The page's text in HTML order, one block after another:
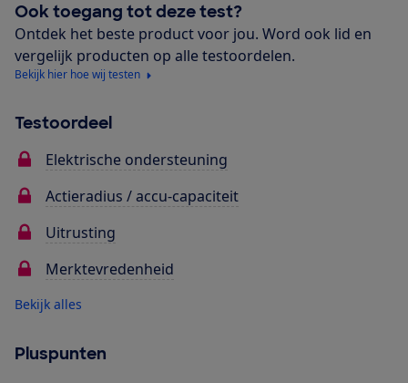
Ook toegang tot deze test?
Ontdek het beste product voor jou. Word ook lid en
vergelijk producten op alle testoordelen.
Bekijk hier hoe wij testen
Testoordeel
Elektrische ondersteuning
Actieradius / accu-capaciteit
Uitrusting
Merktevredenheid
Bekijk alles
Pluspunten